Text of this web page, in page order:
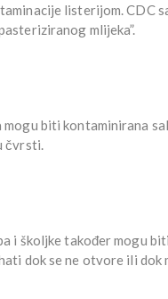
listerijom. CDC
mlijeka”.
biti kontaminirana
čvrsti.
i školjke također mogu
dok se ne otvore ili dok